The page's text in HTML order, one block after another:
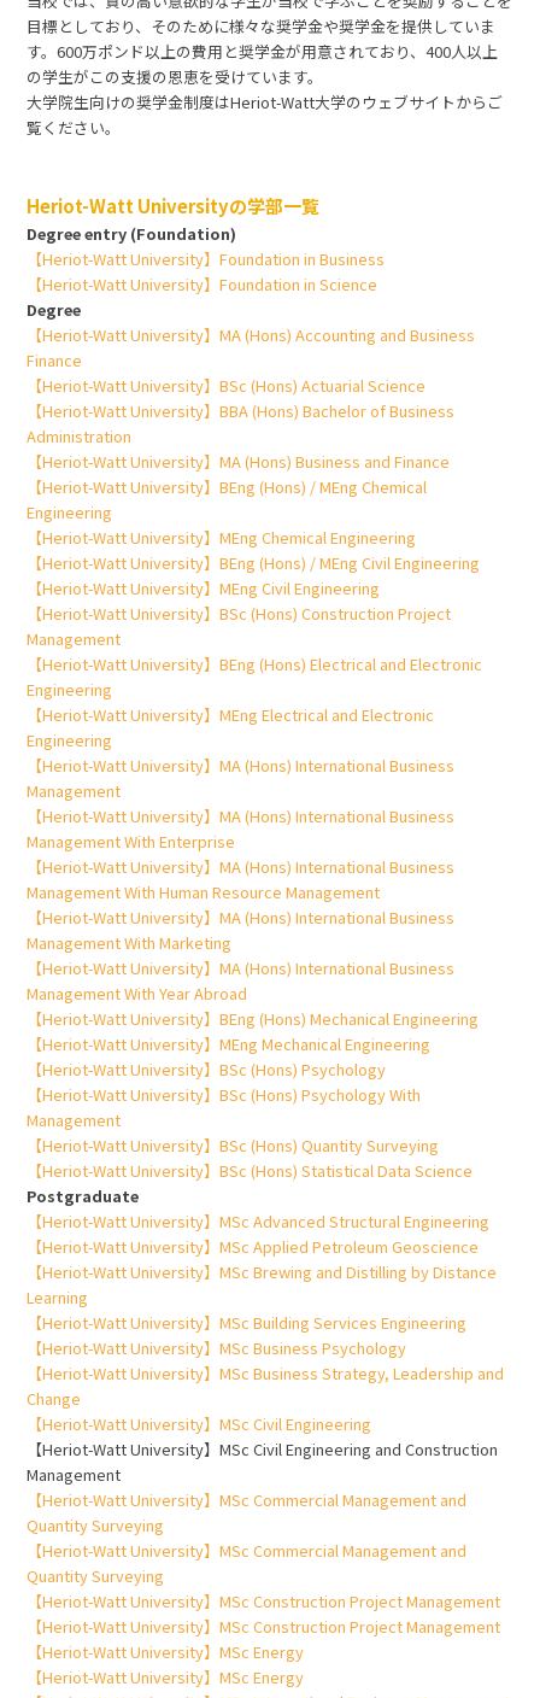
目標としており、そのために様々な奨学金や奨学金を提供していま
す。600万ポンド以上の費用と奨学金が用意されており、400人以上
の学生がこの支援の恩恵を受けています。
大学院生向けの奨学金制度はHeriot-Watt大学のウェブサイトからご
覧ください。
Heriot-Watt Universityの学部一覧
Degree entry (Foundation)
【Heriot-Watt University】Foundation in Business
【Heriot-Watt University】Foundation in Science
Degree
【Heriot-Watt University】MA (Hons) Accounting and Business
Finance
【Heriot-Watt University】BSc (Hons) Actuarial Science
【Heriot-Watt University】BBA (Hons) Bachelor of Business
Administration
【Heriot-Watt University】MA (Hons) Business and Finance
【Heriot-Watt University】BEng (Hons) / MEng Chemical
Engineering
【Heriot-Watt University】MEng Chemical Engineering
【Heriot-Watt University】BEng (Hons) / MEng Civil Engineering
【Heriot-Watt University】MEng Civil Engineering
【Heriot-Watt University】BSc (Hons) Construction Project
Management
【Heriot-Watt University】BEng (Hons) Electrical and Electronic
Engineering
【Heriot-Watt University】MEng Electrical and Electronic
Engineering
【Heriot-Watt University】MA (Hons) International Business
Management
【Heriot-Watt University】MA (Hons) International Business
Management With Enterprise
【Heriot-Watt University】MA (Hons) International Business
Management With Human Resource Management
【Heriot-Watt University】MA (Hons) International Business
Management With Marketing
【Heriot-Watt University】MA (Hons) International Business
Management With Year Abroad
【Heriot-Watt University】BEng (Hons) Mechanical Engineering
【Heriot-Watt University】MEng Mechanical Engineering
【Heriot-Watt University】BSc (Hons) Psychology
【Heriot-Watt University】BSc (Hons) Psychology With
Management
【Heriot-Watt University】BSc (Hons) Quantity Surveying
【Heriot-Watt University】BSc (Hons) Statistical Data Science
Postgraduate
【Heriot-Watt University】MSc Advanced Structural Engineering
【Heriot-Watt University】MSc Applied Petroleum Geoscience
【Heriot-Watt University】MSc Brewing and Distilling by Distance
Learning
【Heriot-Watt University】MSc Building Services Engineering
【Heriot-Watt University】MSc Business Psychology
【Heriot-Watt University】MSc Business Strategy, Leadership and
Change
【Heriot-Watt University】MSc Civil Engineering
【Heriot-Watt University】MSc Civil Engineering and Construction
Management
【Heriot-Watt University】MSc Commercial Management and
Quantity Surveying
【Heriot-Watt University】MSc Commercial Management and
Quantity Surveying
【Heriot-Watt University】MSc Construction Project Management
【Heriot-Watt University】MSc Construction Project Management
【Heriot-Watt University】MSc Energy
【Heriot-Watt University】MSc Energy